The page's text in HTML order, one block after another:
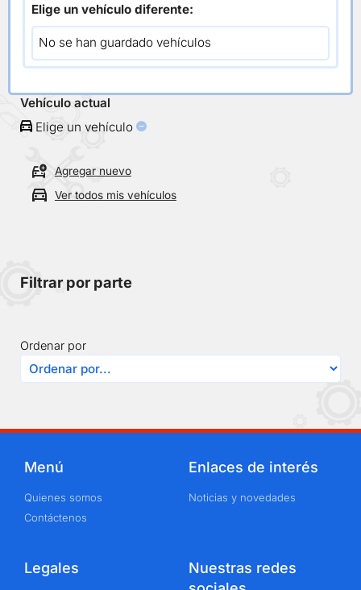
Elige un vehículo diferente:
No se han guardado vehículos
Todos los repuestos
Selecciona tu vehículo
Vehículo actual
Elige un vehículo
Agregar nuevo
Ver todos mis vehículos
Filtrar por parte
Ordenar por
Menú
Quienes somos
Contáctenos
Enlaces de interés
Noticias y novedades
Legales
Nuestras redes